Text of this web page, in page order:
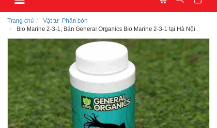
Trang chủ
Vật tư- Phân bón
Bio Marine 2-3-1, Bán General Organics Bio Marine 2-3-1 tại Hà Nội